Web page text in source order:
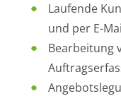
Laufende
und per E-
Bearbeitung